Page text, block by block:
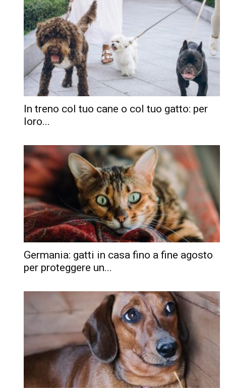
In treno col tuo cane o col tuo gatto: per
loro...
Germania: gatti in casa fino a fine agosto
per proteggere un...